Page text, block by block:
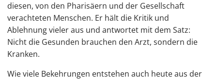
diesen, von den Pharisäern und der Gesellschaft
verachteten Menschen. Er hält die Kritik und
Ablehnung vieler aus und antwortet mit dem Satz:
Nicht die Gesunden brauchen den Arzt, sondern die
Kranken.
Wie viele Bekehrungen entstehen auch heute aus der